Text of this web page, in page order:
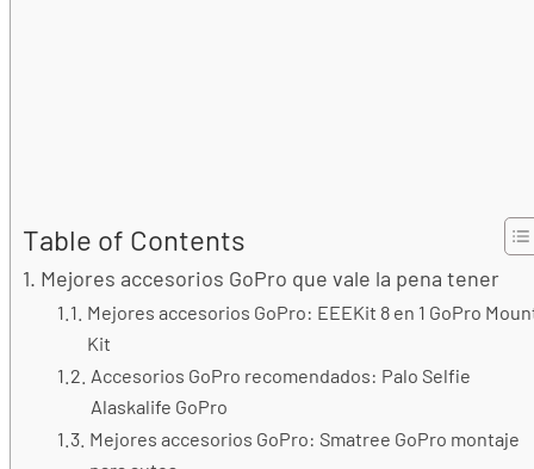
Table of Contents
Mejores accesorios GoPro que vale la pena tener
Mejores accesorios GoPro: EEEKit 8 en 1 GoPro
Kit
Accesorios GoPro recomendados: Palo Selfie
Alaskalife GoPro
Mejores accesorios GoPro: Smatree GoPro montaje